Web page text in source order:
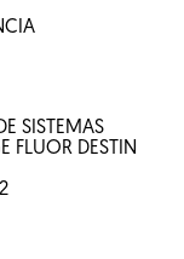
SISTEMAS
FLUOR DESTIN
2